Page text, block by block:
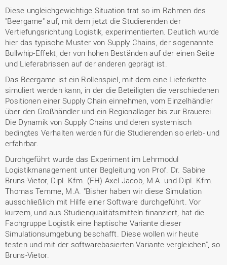
Diese ungleichgewichtige Situation trat so im Rahmen des
"Beergame" auf, mit dem jetzt die Studierenden der
Vertiefungsrichtung Logistik, experimentierten. Deutlich wurde
hier das typische Muster von Supply Chains, der sogenannte
Bullwhip-Effekt, der von hohen Beständen auf der einen Seite
und Lieferabrissen auf der anderen geprägt ist.
Das Beergame ist ein Rollenspiel, mit dem eine Lieferkette
simuliert werden kann, in der die Beteiligten die verschiedenen
Positionen einer Supply Chain einnehmen, vom Einzelhändler
über den Großhändler und ein Regionallager bis zur Brauerei.
Die Dynamik von Supply Chains und deren systemisch
bedingtes Verhalten werden für die Studierenden so erleb- und
erfahrbar.
Durchgeführt wurde das Experiment im Lehrmodul
Logistikmanagement unter Begleitung von Prof. Dr. Sabine
Bruns-Vietor, Dipl. Kfm. (FH) Axel Jacob, M.A. und Dipl. Kfm.
Thomas Temme, M.A. "Bisher haben wir diese Simulation
ausschließlich mit Hilfe einer Software durchgeführt. Vor
kurzem, und aus Studienqualitätsmitteln finanziert, hat die
Fachgruppe Logistik eine haptische Variante dieser
Simulationsumgebung beschafft. Diese wollen wir heute
testen und mit der softwarebasierten Variante vergleichen", so
Bruns-Vietor.